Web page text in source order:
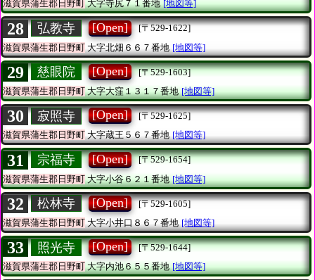
滋賀県蒲生郡日野町大字寺尻７１番地 [地図等]
28 弘教寺 [Open]
[〒529-1622]
滋賀県蒲生郡日野町 大字北畑６６７番地 [地図等]
29 慈眼院 [Open]
[〒529-1603]
滋賀県蒲生郡日野町大字大窪１３１７番地 [地図等]
30 寂照寺 [Open]
[〒529-1625]
滋賀県蒲生郡日野町大字蔵王５６７番地 [地図等]
31 宗福寺 [Open]
[〒529-1654]
滋賀県蒲生郡日野町大字小谷６２１番地 [地図等]
32 松林寺 [Open]
[〒529-1605]
滋賀県蒲生郡日野町 大字小井口８６７番地 [地図等]
33 照光寺 [Open]
[〒529-1644]
滋賀県蒲生郡日野町大字内池６５５番地 [地図等]